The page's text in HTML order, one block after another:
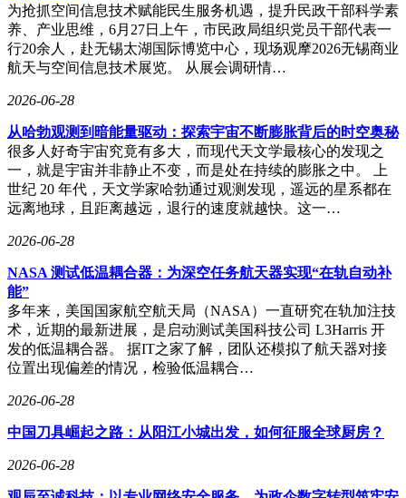
为抢抓空间信息技术赋能民生服务机遇，提升民政干部科学素
养、产业思维，6月27日上午，市民政局组织党员干部代表一
行20余人，赴无锡太湖国际博览中心，现场观摩2026无锡商业
航天与空间信息技术展览。 从展会调研情…
2026-06-28
从哈勃观测到暗能量驱动：探索宇宙不断膨胀背后的时空奥秘
很多人好奇宇宙究竟有多大，而现代天文学最核心的发现之
一，就是宇宙并非静止不变，而是处在持续的膨胀之中。 上
世纪 20 年代，天文学家哈勃通过观测发现，遥远的星系都在
远离地球，且距离越远，退行的速度就越快。这一…
2026-06-28
NASA 测试低温耦合器：为深空任务航天器实现“在轨自动补
能”
多年来，美国国家航空航天局（NASA）一直研究在轨加注技
术，近期的最新进展，是启动测试美国科技公司 L3Harris 开
发的低温耦合器。 据IT之家了解，团队还模拟了航天器对接
位置出现偏差的情况，检验低温耦合…
2026-06-28
中国刀具崛起之路：从阳江小城出发，如何征服全球厨房？
2026-06-28